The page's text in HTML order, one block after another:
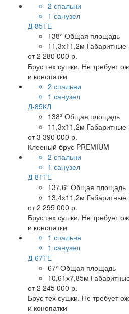
2 спальни
1 санузел
Д-85ТЕ
138² Общая площадь
11,3х11,2м
от2 280 000 р.
Брус тех сушки. Не требует
и конопатки
2 спальни
1 санузел
Д-85КЛ
138² Общая площадь
11,3х11,2м
от3 390 000 р.
Клееный брус PREMIUM
2 спальни
1 санузел
Д-81ТЕ
137,6² Общая площадь
13,4х11,2м
от2 295 000 р.
Брус тех сушки. Не требует
и конопатки
1 спальня
1 санузел
Д-67ТЕ
67² Общая площадь
10,61х7,85м
от2 245 000 р.
Брус тех сушки. Не требует
и конопатки